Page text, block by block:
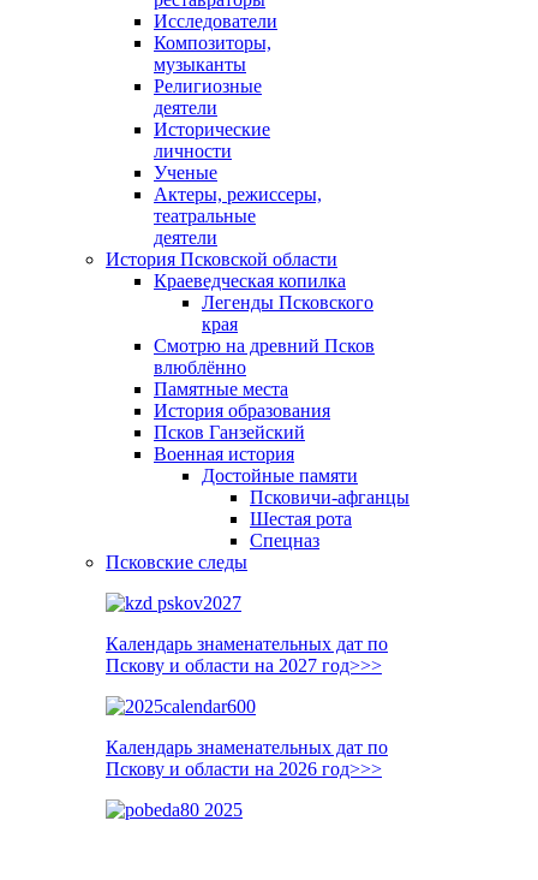
Исследователи
Композиторы,
музыканты
Религиозные
деятели
Исторические
личности
Ученые
Актеры, режиссеры,
театральные
деятели
История Псковской области
Краеведческая копилка
Легенды Псковского
края
Смотрю на древний Псков
влюблённо
Памятные места
История образования
Псков Ганзейский
Военная история
Достойные памяти
Псковичи-афганцы
Шестая рота
Спецназ
Псковские следы
Календарь знаменательных дат по
Пскову и области на 2027 год>>>
Календарь знаменательных дат по
Пскову и области на 2026 год>>>